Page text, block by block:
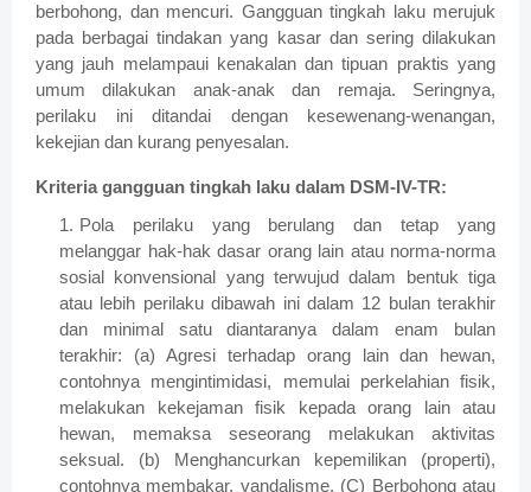
berbohong, dan mencuri. Gangguan tingkah laku merujuk
pada berbagai tindakan yang kasar dan sering dilakukan
yang jauh melampaui kenakalan dan tipuan praktis yang
umum dilakukan anak-anak dan remaja. Seringnya,
perilaku ini ditandai dengan kesewenang-wenangan,
kekejian dan kurang penyesalan.
Kriteria gangguan tingkah laku dalam DSM-IV-TR:
Pola perilaku yang berulang dan tetap yang
melanggar hak-hak dasar orang lain atau norma-norma
sosial konvensional yang terwujud dalam bentuk tiga
atau lebih perilaku dibawah ini dalam 12 bulan terakhir
dan minimal satu diantaranya dalam enam bulan
terakhir: (a)Agresi terhadap orang lain dan hewan,
contohnya mengintimidasi, memulai perkelahian fisik,
melakukan kekejaman fisik kepada orang lain atau
hewan, memaksa seseorang melakukan aktivitas
seksual. (b) Menghancurkan kepemilikan (properti),
contohnya membakar, vandalisme. (C) Berbohong atau